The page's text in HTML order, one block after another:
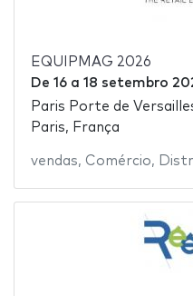
EQUIPMAG 2026
De 16a 18 setembro
Paris Porte de
Paris, França
vendas, Comércio,